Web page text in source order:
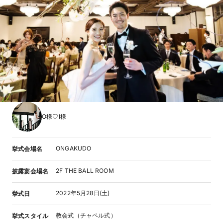
O様♡I様
挙式会場名 ONGAKUDO
披露宴会場名 2F THE BALL ROOM
挙式日 2022年5月28日(土)
挙式スタイル 教会式（チャペル式）